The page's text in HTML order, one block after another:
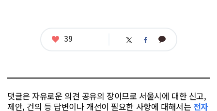
좋
39 트 페 카
댓글은 자유로운 의견 공유의 장이므로 서울시에 대한 신고,
제안, 건의 등 답변이나 개선이 필요한 사항에 대해서는 전자